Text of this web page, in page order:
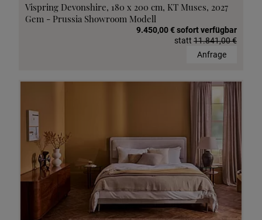
Vispring Devonshire, 180 x 200 cm, KT Muses, 2027
Gem - Prussia Showroom Modell
9.450,00 € sofort verfügbar
statt 11.841,00 €
Anfrage